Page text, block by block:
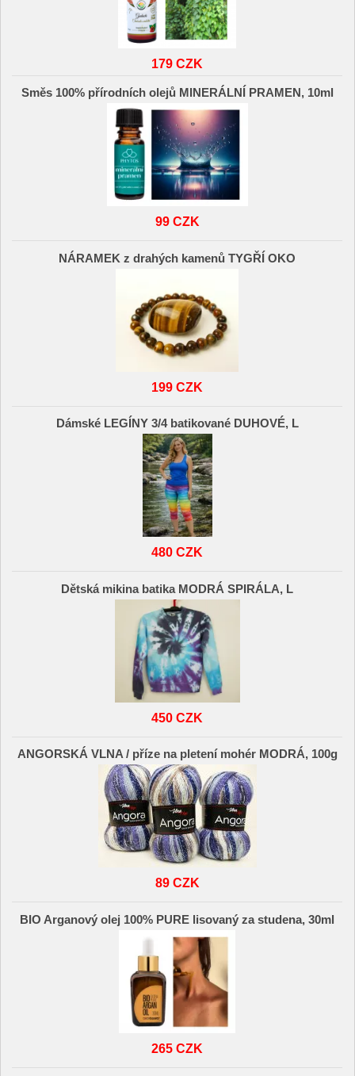
179 CZK
Směs 100% přírodních olejů MINERÁLNÍ PRAMEN, 10ml
99 CZK
NÁRAMEK z drahých kamenů TYGŘÍ OKO
199 CZK
Dámské LEGÍNY 3/4 batikované DUHOVÉ, L
480 CZK
Dětská mikina batika MODRÁ SPIRÁLA, L
450 CZK
ANGORSKÁ VLNA / příze na pletení mohér MODRÁ, 100g
89 CZK
BIO Arganový olej 100% PURE lisovaný za studena, 30ml
265 CZK